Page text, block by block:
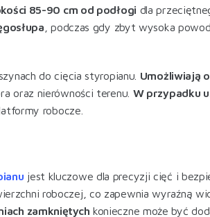
85-90 cm od podłogi dla
, podczas gdy zbyt wysoka
do cięcia styropianu. Umożliwiają
oraz nierówności terenu. W przypadku
robocze
jest kluczowe dla precyzji cięć i
roboczej, co zapewnia wyraźną
zamkniętych konieczne może być